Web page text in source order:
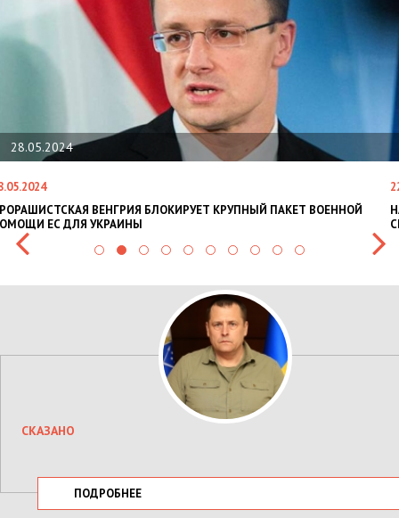
28.05.2024
ВЕНГРИЯ БЛОКИРУЕТ КРУПНЫЙ ПАКЕТ ВОЕННОЙ
ЕС ДЛЯ УКРАИНЫ
СКАЗАНО
ПОДРОБНЕЕ